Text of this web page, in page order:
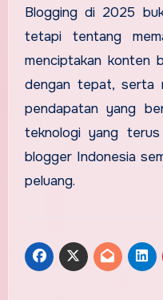
Blogging di 2025
tetapi tentang
menciptakan konten
dengan tepat, serta
pendapatan yang
teknologi yang
blogger Indonesia
peluang.